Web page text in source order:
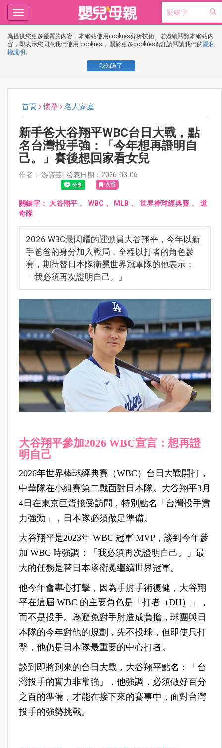
為提供您更多優質的內容，本網站使用cookies分析技術。若繼續閱覽本網站內
容，即表示您同意我們使用 cookies， 關於更多cookies資訊請閱讀我們的隱私
權說明 。
我知道了
Toggle
navigation
首頁 懷孕 名人家庭
新手爸大谷翔平WBC台日大戰，點
名台灣投手強：「今年想再證明自
己。」賽後想回家看女兒
作者： 游資芸 | 發表日期：2026-03-06
收藏
關鍵字： 大谷翔平 、WBC 、 MLB 、 世界棒球經典賽 、道
奇隊
2026 WBC最閃耀的運動員大谷翔平，今年以新
手爸爸的身分加入戰局，全程以打者的角色參
賽，期待替日本隊衛冕世界冠軍隊的他表示：
「我必須再次證明自己。」
大谷翔平參加2026 WBC宣言：想再證
明自己
2026年世界棒球經典賽（WBC）台日大戰開打，
中華隊在小組賽第二戰面對日本隊。大谷翔平3月
4日在東京巨蛋接受訪問，特別點名「台灣投手實
力強勁」，日本隊必須做足準備。
大谷翔平是2023年 WBC 冠軍 MVP，談到今年參
加 WBC 時強調：「我必須再次證明自己。」最
大的任務是替日本隊衛冕繼續世界冠軍。
他今年會專心打擊，因為手肘手術復健，大谷翔
平在這屆 WBC 的主要角色是「打者（DH）」，
而不是投手。為避免對手肘造成負擔，球團與日
本隊的今年對他的規劃，先不投球，但即使只打
擊，他仍是日本隊最重要的中心打者。
談到即將到來的台日大戰，大谷翔平點名：「台
灣投手的實力非常強」，他強調，必須做好百分
之百的準備，才能在接下來的賽事中，面對台灣
投手的強勢挑戰。